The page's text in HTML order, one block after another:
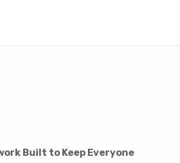
Built to Keep Everyone